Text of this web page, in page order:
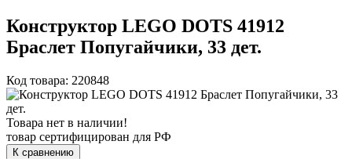
Конструктор LEGO DOTS 41912
Браслет Попугайчики, 33 дет.
Код товара: 220848
Товара нет в наличии!
товар сертифицирован для РФ
К сравнению